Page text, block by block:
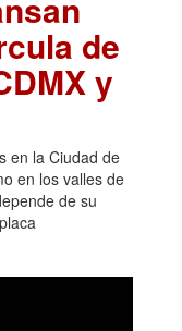
de
y
en la Ciudad de
en los valles de
de su